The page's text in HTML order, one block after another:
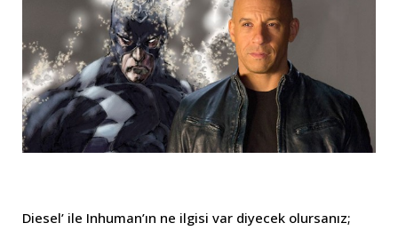
Diesel’ ile Inhuman’ın ne ilgisi var diyecek olursanız;